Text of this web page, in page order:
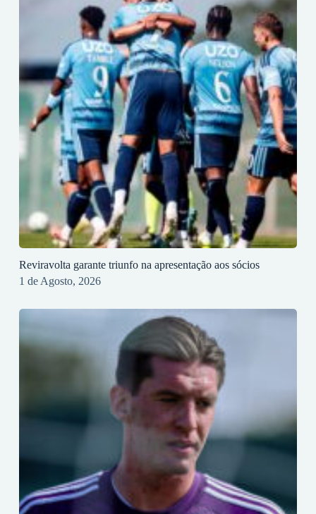
Reviravolta garante triunfo na apresentação aos sócios
1 de Agosto, 2026